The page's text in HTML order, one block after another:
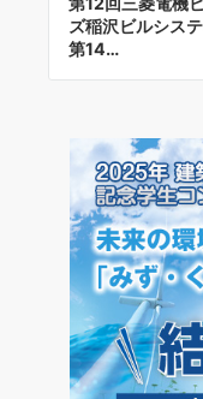
ズ稲沢ビルシス
第14…